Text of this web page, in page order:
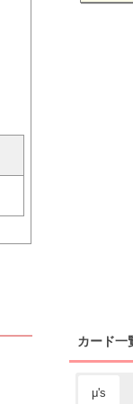
カード一
μ's